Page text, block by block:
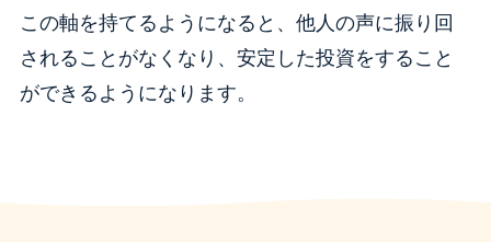
この軸を持てるようになると、他人の声に振り回
されることがなくなり、安定した投資をすること
ができるようになります。